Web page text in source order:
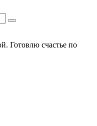
Готовлю счастье по